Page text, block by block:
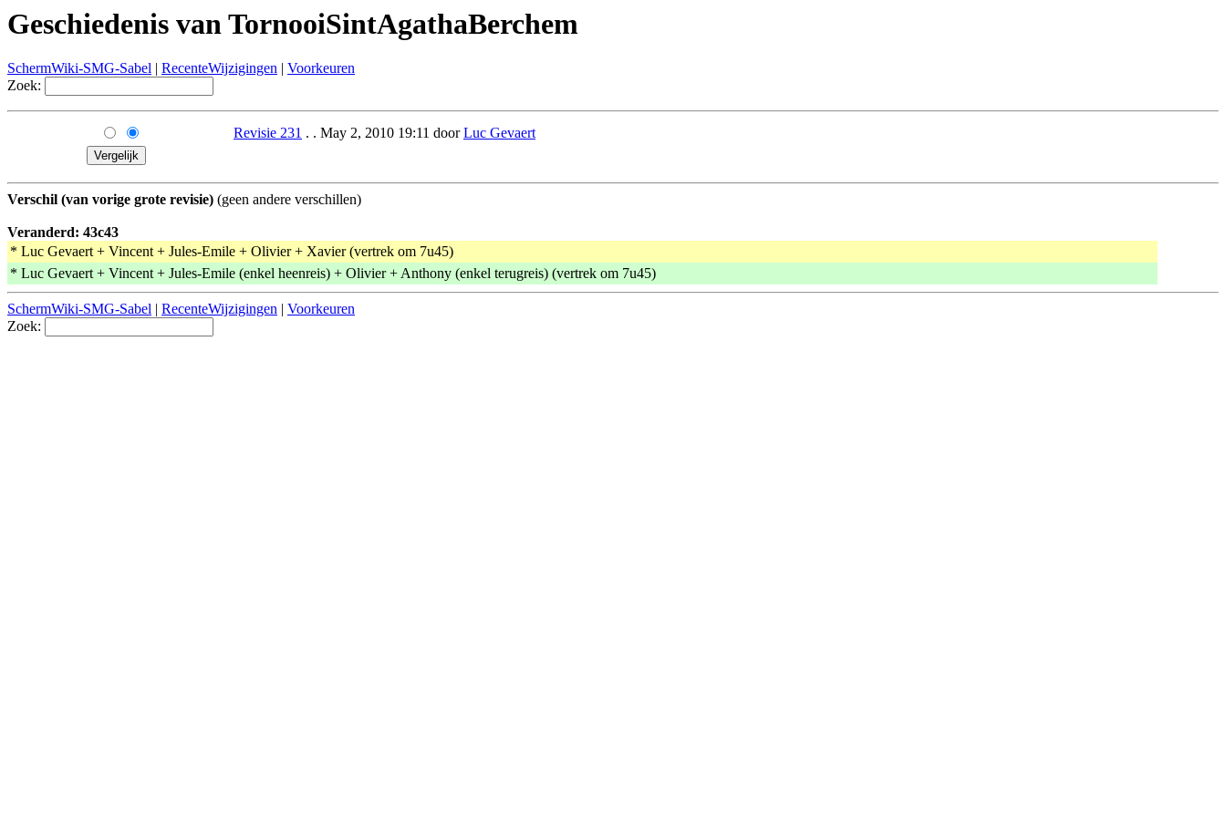
Geschiedenis van TornooiSintAgathaBerchem
SchermWiki-SMG-Sabel | RecenteWijzigingen | Voorkeuren
Zoek:
Revisie 231 . . May 2, 2010 19:11 doorLuc Gevaert
Verschil (van vorige grote revisie) (geen andere verschillen)
Veranderd: 43c43
* Luc Gevaert + Vincent + Jules-Emile + Olivier + Xavier (vertrek om 7u45)
* Luc Gevaert + Vincent + Jules-Emile (enkel heenreis) + Olivier + Anthony (enkel terugreis) (vertrek om 7u45)
SchermWiki-SMG-Sabel | RecenteWijzigingen | Voorkeuren
Zoek: